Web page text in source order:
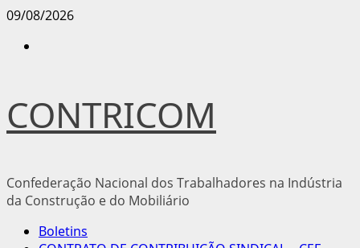
Avançar
09/08/2026
CONTRICOM
Confederação Nacional dos Trabalhadores na Indústria
da Construção e do Mobiliário
MenuBoletins